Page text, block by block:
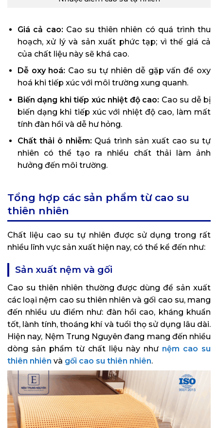
Giá cả cao: Cao su thiên nhiên có quá trình thu
hoạch, xử lý và sản xuất phức tạp; vì thế giá cả
của chất liệu này sẽ khá cao.
Dễ oxy hoá: Cao su tự nhiên dễ gặp vấn đề oxy
hoá khi tiếp xúc với môi trường xung quanh.
Biến dạng khi tiếp xúc nhiệt độ cao: Cao su dễ bị
biến dạng khi tiếp xúc với nhiệt độ cao, làm mất
tính đàn hồi và dễ hư hỏng.
Chất thải ô nhiễm: Quá trình sản xuất cao su tự
nhiên có thể tạo ra nhiều chất thải làm ảnh
hưởng đến môi trường.
Tổng hợp các sản phẩm từ cao su
thiên nhiên
Chất liệu cao su tự nhiên được sử dụng trong rất
nhiều lĩnh vực sản xuất hiện nay, có thể kể đến như:
Sản xuất nệm và gối
Cao su thiên nhiên thường được dùng để sản xuất
các loại nệm cao su thiên nhiên và gối cao su, mang
đến nhiều ưu điểm như: đàn hồi cao, kháng khuẩn
tốt, lành tính, thoáng khí và tuổi thọ sử dụng lâu dài.
Hiện nay, Nệm Trung Nguyên đang mang đến nhiều
dòng sản phẩm từ chất liệu này như nệm cao su
thiên nhiên và gối cao su thiên nhiên.